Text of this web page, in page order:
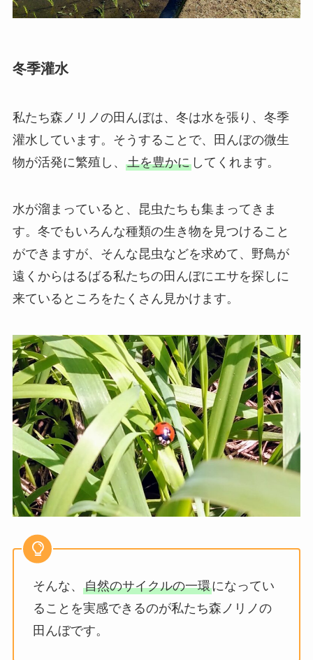
冬季灌水
私たち森ノリノの田んぼは、冬は水を張り、冬季
灌水しています。そうすることで、田んぼの微生
物が活発に繁殖し、 土を豊かにしてくれます。
水が溜まっていると、昆虫たちも集まってきま
す。冬でもいろんな種類の生き物を見つけること
ができますが、そんな昆虫などを求めて、野鳥が
遠くからはるばる私たちの田んぼにエサを探しに
来ているところをたくさん見かけます。
そんな、 自然のサイクルの一環になってい
ることを実感できるのが私たち森ノリノの
田んぼです。